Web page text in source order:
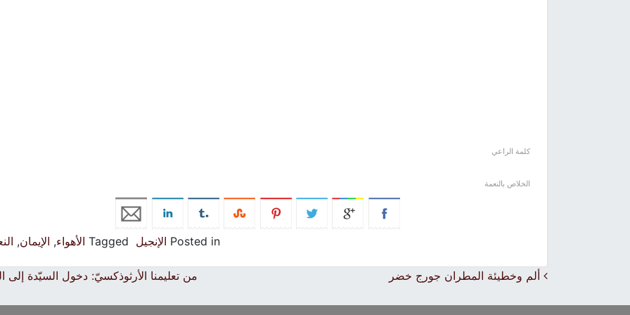
كلمة الراعي
الخلاص بالنعمة
Posted in الإنجيل Tagged الأهواء, الإيمان,
Post navigation
ألم وخطيئة المطران جورج خضر من تعليمنا الأرثوذكسيّ: دخول السيّدة إلى